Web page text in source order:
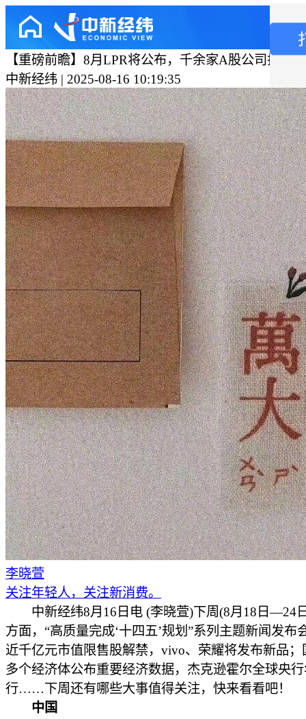
【重磅前瞻】8月LPR将公布，千余家A股公司披露
中新经纬 | 2025-08-16 10:19:35
李晓萱
关注年轻人，关注新消费。
中新经纬8月16日电 (李晓萱)下周(8月18日—24
方面，“高质量完成‘十四五’规划”系列主题新闻发布
近千亿元市值限售股解禁，vivo、荣耀将发布新品；
多个经济体公布重要经济数据，杰克逊霍尔全球央
行……下周还有哪些大事值得关注，快来看看吧！
中国